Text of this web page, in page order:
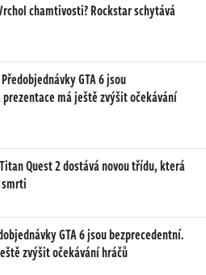
chamtivosti? Rockstar schytává
Předobjednávky GTA 6 jsou
má ještě zvýšit očekávání
Titan Quest 2 dostává novou třídu, která
GTA 6 jsou bezprecedentní.
zvýšit očekávání hráčů